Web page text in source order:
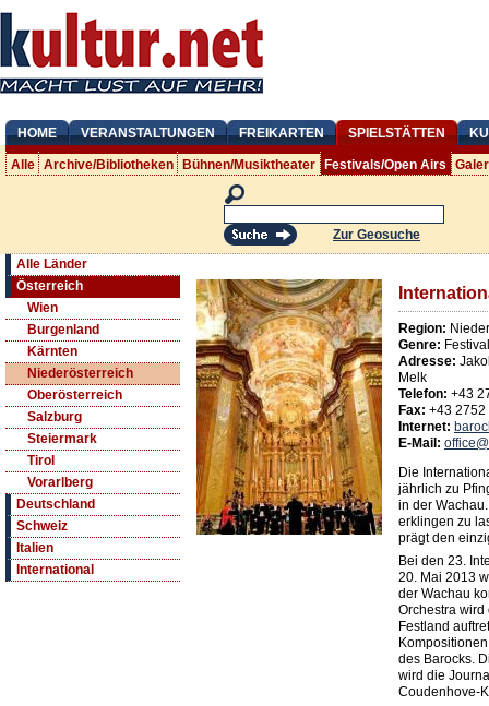
HOME VERANSTALTUNGEN FREIKARTEN SPIELSTÄTTEN
Alle Archive/Bibliotheken Bühnen/Musiktheater Festivals/Open Airs
Zur Geosuche
Alle Länder
Österreich
Wien
Burgenland
Kärnten
Niederösterreich
Oberösterreich
Salzburg
Steiermark
Tirol
Vorarlberg
Deutschland
Schweiz
Italien
International
Region:
Genre:
Adresse:
Melk
Telefon: +43
Fax: +43
Internet:
E-Mail:
Die
jährlich zu
in der
erklingen zu
prägt den
Bei den 23.
20. Mai 2013
der Wachau
Orchestra
Festland
des Barocks.
wird die
Coudenhove-